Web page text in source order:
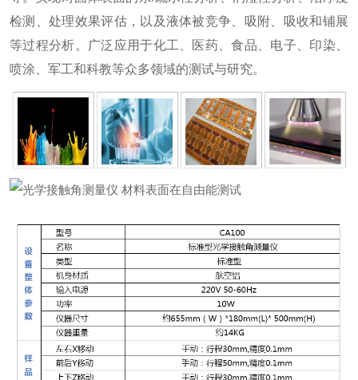
检测、处理效果评估，以及液体被竞争、吸附、吸收和铺展
等过程分析。广泛应用于化工、医药、食品、电子、印染、
喷涂、军工和科教等众多领域的测试与研究。